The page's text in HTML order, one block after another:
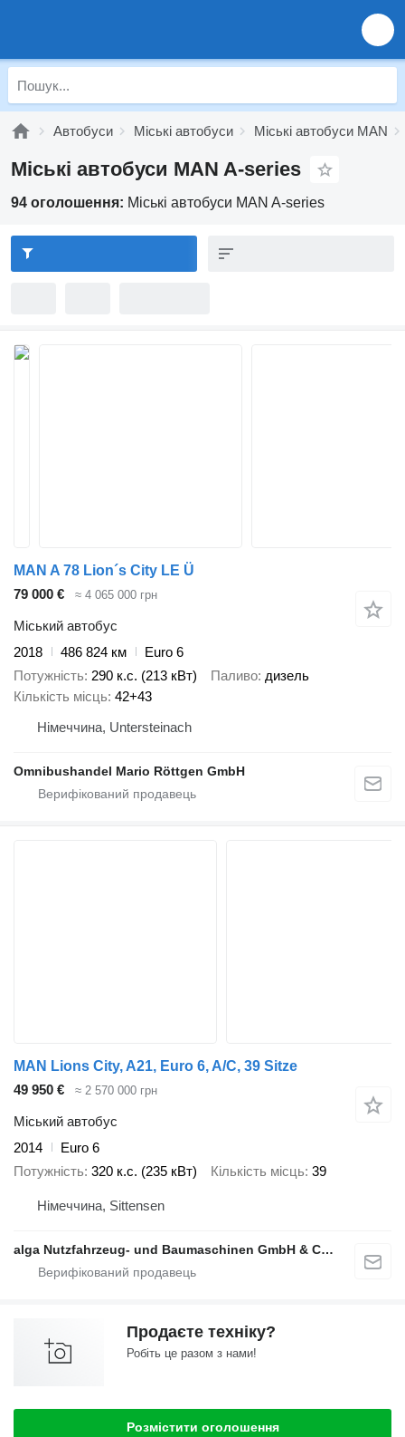
Автобуси Міські автобуси Міські автобуси MAN
Міські автобуси MAN A-series
94 оголошення: Міські автобуси MAN A-series
MAN A 78 Lion´s City LE Ü
79 000 €
≈ 4 065 000 грн
Міський автобус
2018
486 824 км
Euro 6
Потужність 290 к.с. (213 кВт) Паливо дизель
Кількість місць 42+43
Німеччина, Untersteinach
Omnibushandel Mario Röttgen GmbH
MAN Lions City, A21, Euro 6, A/C, 39 Sitze
49 950 €
≈ 2 570 000 грн
Міський автобус
2014
Euro 6
Потужність 320 к.с. (235 кВт) Кількість місць 39
Німеччина, Sittensen
alga Nutzfahrzeug- und Baumaschinen GmbH & Co. KG
Продаєте техніку?
Робіть це разом з нами!
Розмістити оголошення